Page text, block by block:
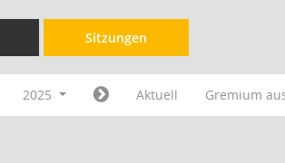
Sitzungen
2025 Aktuell Gremium